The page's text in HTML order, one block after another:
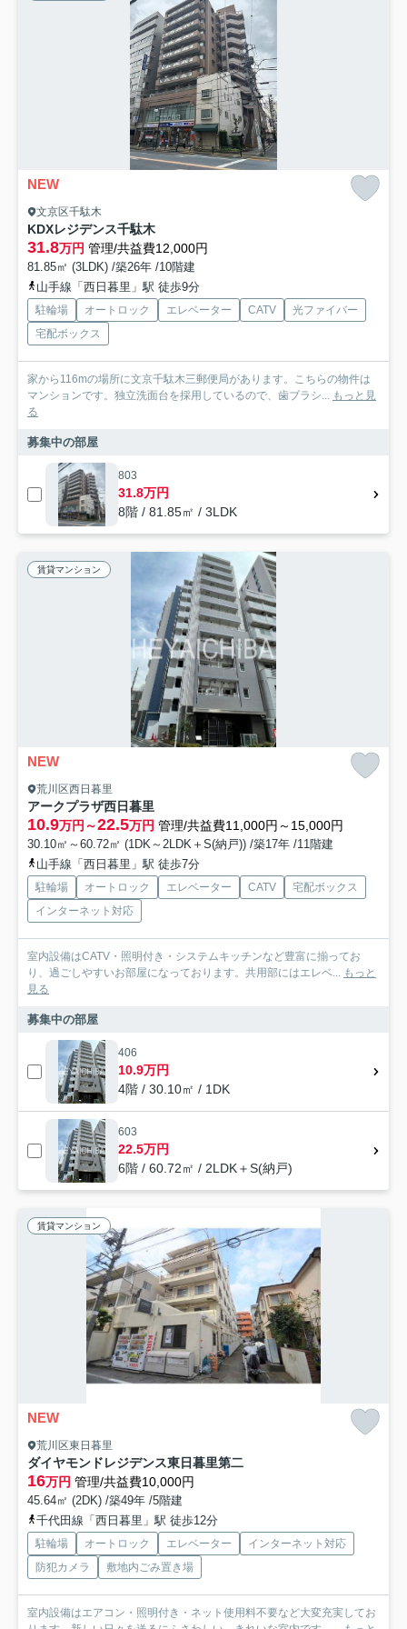
NEW
文京区千駄木
KDXレジデンス千駄木
31.8万円 管理/共益費12,000円
81.85㎡ (3LDK) /築26年 /10階建
山手線「西日暮里」駅 徒歩9分
駐輪場 オートロック エレベーター CATV
光ファイバー
宅配ボックス
家から116mの場所に文京千駄木三郵便局があります。こちらの物件は
マンションです。独立洗面台を採用しているので、歯ブラシ... もっと見
る
募集中の部屋
803
31.8万円
8階 / 81.85㎡ / 3LDK
賃貸マンション
NEW
荒川区西日暮里
アークプラザ西日暮里
10.9万円～22.5万円 管理/共益費11,000円～15,000円
30.10㎡～60.72㎡ (1DK～2LDK＋S(納戸)) /築17年 /11階建
山手線「西日暮里」駅 徒歩7分
駐輪場 オートロック エレベーター CATV
宅配ボックス
インターネット対応
室内設備はCATV・照明付き・システムキッチンなど豊富に揃ってお
り、過ごしやすいお部屋になっております。共用部にはエレベ... もっと
見る
募集中の部屋
406
10.9万円
4階 / 30.10㎡ / 1DK
603
22.5万円
6階 / 60.72㎡ / 2LDK＋S(納戸)
賃貸マンション
NEW
荒川区東日暮里
ダイヤモンドレジデンス東日暮里第二
16万円 管理/共益費10,000円
45.64㎡ (2DK) /築49年 /5階建
千代田線「西日暮里」駅 徒歩12分
駐輪場 オートロック エレベーター
インターネット対応
防犯カメラ
敷地内ごみ置き場
室内設備はエアコン・照明付き・ネット使用料不要など大変充実してお